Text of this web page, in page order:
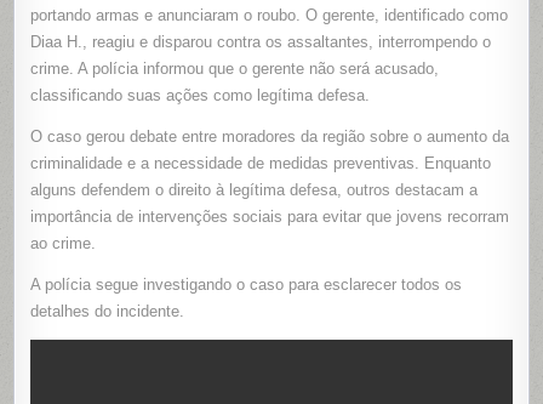
portando armas e anunciaram o roubo. O gerente, identificado como
Diaa H., reagiu e disparou contra os assaltantes, interrompendo o
crime. A polícia informou que o gerente não será acusado,
classificando suas ações como legítima defesa.
O caso gerou debate entre moradores da região sobre o aumento da
criminalidade e a necessidade de medidas preventivas. Enquanto
alguns defendem o direito à legítima defesa, outros destacam a
importância de intervenções sociais para evitar que jovens recorram
ao crime.
A polícia segue investigando o caso para esclarecer todos os
detalhes do incidente.